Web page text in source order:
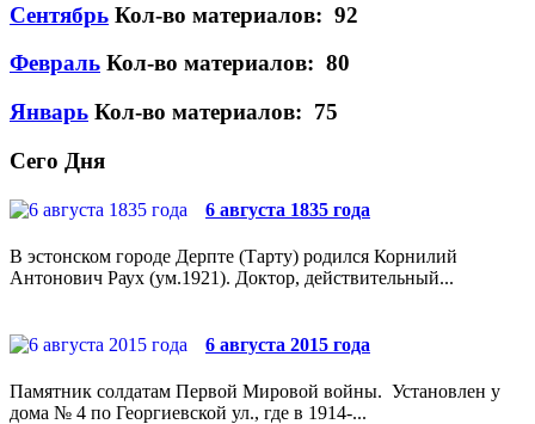
Сентябрь Кол-во материалов: 92
Февраль Кол-во материалов: 80
Январь Кол-во материалов: 75
Сего Дня
6 августа 1835 года
В эстонском городе Дерпте (Тарту) родился Корнилий
Антонович Раух (ум.1921). Доктор, действительный...
6 августа 2015 года
Памятник солдатам Первой Мировой войны. Установлен у
дома № 4 по Георгиевской ул., где в 1914-...